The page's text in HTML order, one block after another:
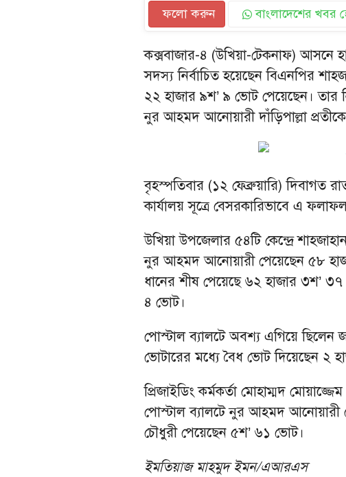
ফলো করুন বাংলাদেশের খবর
কক্সবাজার-৪ (উখিয়া-টেকনাফ) আসনে
সদস্য নির্বাচিত হয়েছেন বিএনপির
২২ হাজার ৯শ’ ৯ ভোট পেয়েছেন। তার
নুর আহমদ আনোয়ারী দাঁড়িপাল্লা
বৃহস্পতিবার (১২ ফেব্রুয়ারি) দিবাগত
কার্যালয় সূত্রে বেসরকারিভাবে এ
উখিয়া উপজেলার ৫৪টি কেন্দ্রে
নুর আহমদ আনোয়ারী পেয়েছেন ৫৮
ধানের শীষ পেয়েছে ৬২ হাজার ৩শ’
৪ ভোট।
পোস্টাল ব্যালটে অবশ্য এগিয়ে ছিলেন
ভোটারের মধ্যে বৈধ ভোট দিয়েছেন ২
প্রিজাইডিং কর্মকর্তা মোহাম্মদ
পোস্টাল ব্যালটে নুর আহমদ আনোয়ারী
চৌধুরী পেয়েছেন ৫শ’ ৬১ ভোট।
ইমতিয়াজ মাহমুদ ইমন/এআরএস